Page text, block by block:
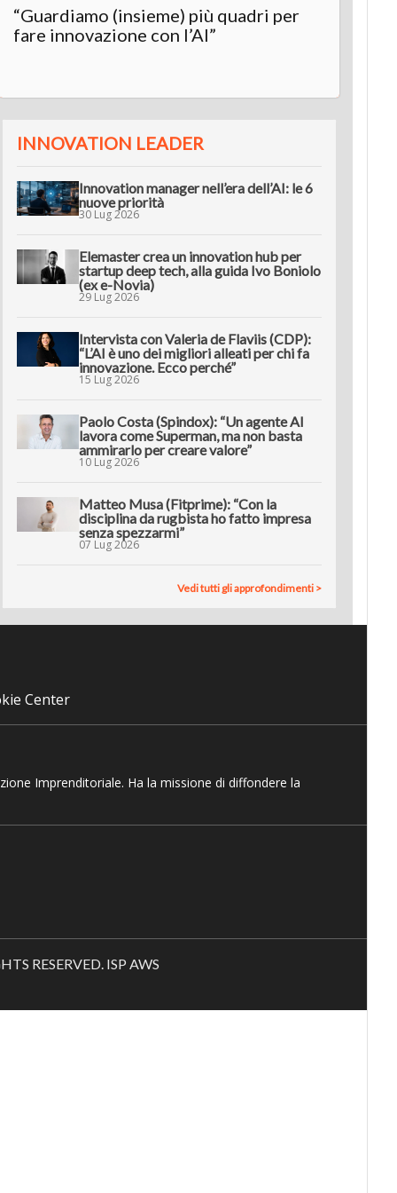
“Guardiamo (insieme) più quadri per
fare innovazione con l’AI”
INNOVATION LEADER
Innovation manager nell’era dell’AI: le 6
nuove priorità
30 Lug 2026
Elemaster crea un innovation hub per
startup deep tech, alla guida Ivo Boniolo
(ex e-Novia)
29 Lug 2026
Intervista con Valeria de Flaviis (CDP):
“L’AI è uno dei migliori alleati per chi fa
innovazione. Ecco perché”
15 Lug 2026
Paolo Costa (Spindox): “Un agente AI
lavora come Superman, ma non basta
ammirarlo per creare valore”
10 Lug 2026
Matteo Musa (Fitprime): “Con la
disciplina da rugbista ho fatto impresa
senza spezzarmi”
07 Lug 2026
Vedi tutti gli approfondimenti >
Center
Imprenditoriale. Ha la missione di diffondere la
RESERVED. ISP AWS